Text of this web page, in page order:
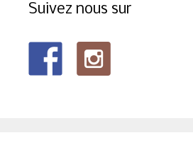
Suivez nous sur